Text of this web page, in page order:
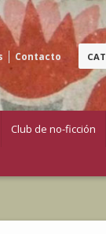
CAT
Contacto
Club de no-ficción